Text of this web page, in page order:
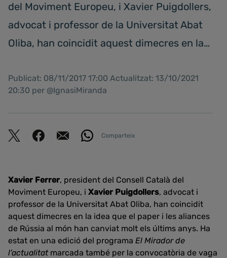
del Moviment Europeu, i Xavier Puigdollers,
advocat i professor de la Universitat Abat
Oliba, han coincidit aquest dimecres en la…
Publicat: 08/11/2017 17:00 Actualitzat: 13/10/2021
20:30 per @IgnasiMiranda
Comparteix
Xavier Ferrer, president del Consell Català del
Moviment Europeu, i Xavier Puigdollers, advocat i
professor de la Universitat Abat Oliba, han coincidit
aquest dimecres en la idea que el paper i les aliances
de Rússia al món han canviat molt els últims anys. Ha
estat en una edició del programa El Mirador de
l'actualitatmarcada també per la convocatòria de vaga